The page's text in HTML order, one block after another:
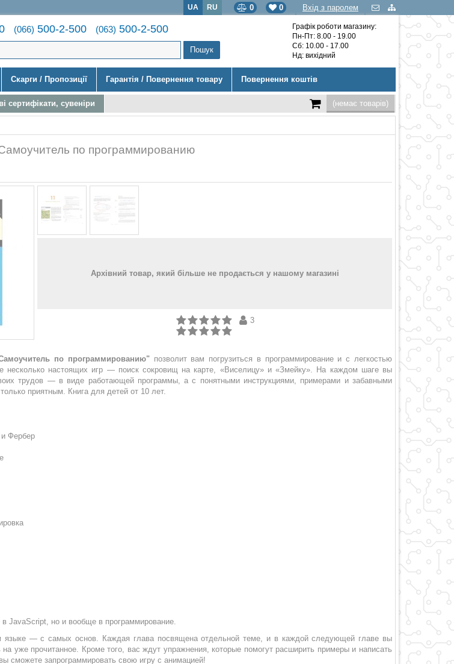
Вхід з паролем
0
0
UA RU
(066) 500-2-500 (063) 500-2-500
Графік роботи магазину:
Пн-Пт: 8.00 - 19.00
Сб: 10.00 - 17.00
Нд: вихідний
Скарги / Пропозиції Гарантія / Повернення товару Повернення коштів
сертифікати, сувеніри (немає товарів)
по программированию
Архівний товар, який більше не продається у нашому магазині
3
по программированию"позволит вам погрузиться в программирование и с легкостью
несколько настоящих игр — поиск сокровищ на карте, «Виселицу» и «Змейку». На каждом шаге вы
трудов — в виде работающей программы, а с понятными инструкциями, примерами и забавными
приятным. Книга для детей от 10 лет.
Фербер
JavaScript, но и вообще в программирование.
языке — с самых основ. Каждая глава посвящена отдельной теме, и в каждой следующей главе вы
на уже прочитанное. Кроме того, вас ждут упражнения, которые помогут расширить примеры и написать
сможете запрограммировать свою игру с анимацией!